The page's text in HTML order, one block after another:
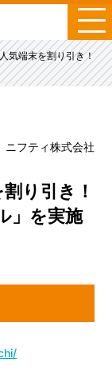
メ
ニ
ュ
ー
気端末を割り引き！
ニフティ株式会社
り引き！
」を実施